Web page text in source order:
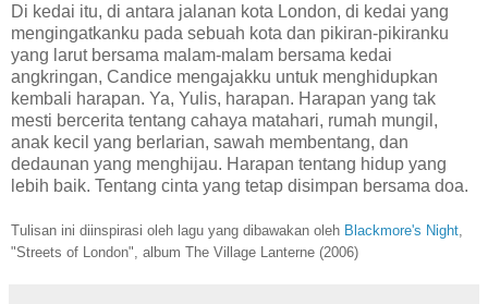
Di kedai itu, di antara jalanan kota London, di kedai yang
mengingatkanku pada sebuah kota dan pikiran-pikiranku
yang larut bersama malam-malam bersama kedai
angkringan, Candice mengajakku untuk menghidupkan
kembali harapan. Ya, Yulis, harapan. Harapan yang tak
mesti bercerita tentang cahaya matahari, rumah mungil,
anak kecil yang berlarian, sawah membentang, dan
dedaunan yang menghijau. Harapan tentang hidup yang
lebih baik. Tentang cinta yang tetap disimpan bersama doa.
Tulisan ini diinspirasi oleh lagu yang dibawakan oleh Blackmore's Night
"Streets of London", album The Village Lanterne (2006)